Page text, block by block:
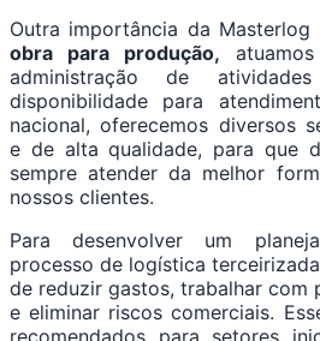
Outra importância da
obra para produção,
administração de
disponibilidade para
nacional, oferecemos diversos
e de alta qualidade, para que
sempre atender da melhor
nossos clientes.
Para desenvolver um
processo de logística
de reduzir gastos, trabalhar com
e eliminar riscos comerciais.